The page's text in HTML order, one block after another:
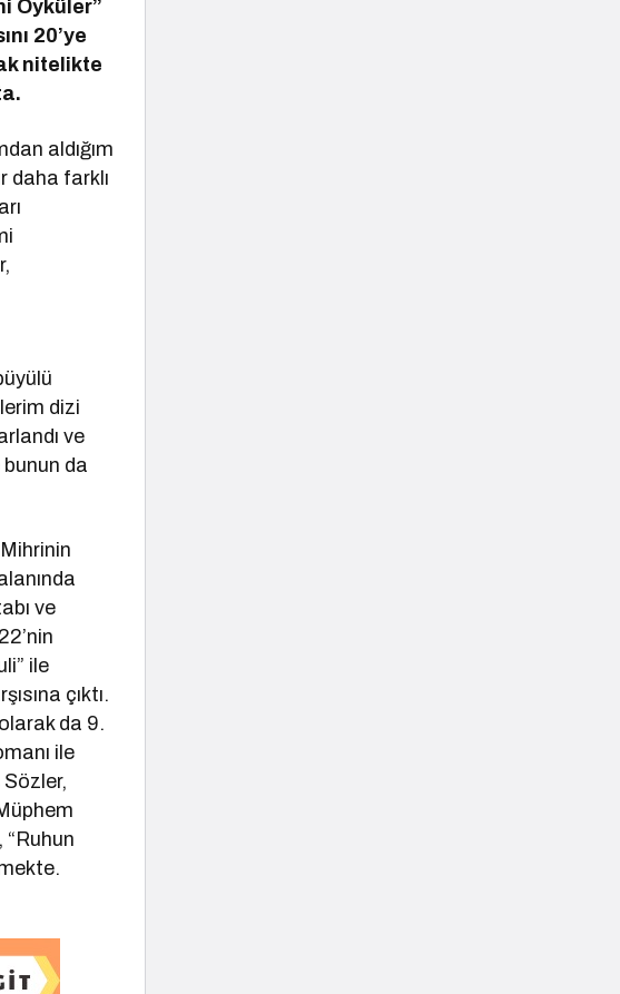
Öyküler”
20’ye
nitelikte
aldığım
daha farklı
dizi
ve
da
ve
ile
çıktı.
da 9.
ile
“Ruhun